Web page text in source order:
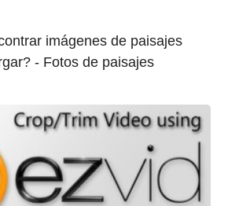
imágenes de paisajes
- Fotos de paisajes